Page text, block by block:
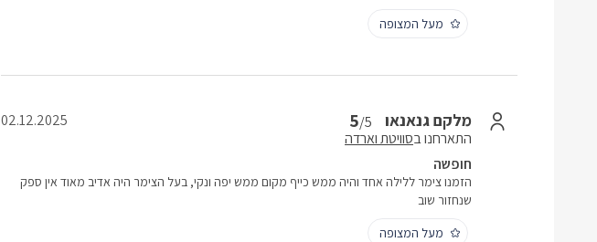
מעל המצופה
מלקם גנאנאו 5/5
התארחנו בסוויטת וארדה
02.12.2025
חופשה
הזמנו צימר ללילה אחד והיה ממש כייף מקום ממש יפה ונקי, בעל הצימר היה אדיב מאוד אין ספק
שנחזור שוב
מעל המצופה